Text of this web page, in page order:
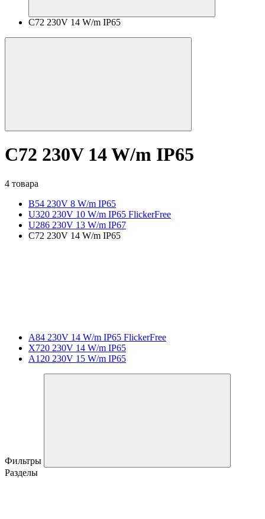
C72 230V 14 W/m IP65
C72 230V 14 W/m IP65
4 товара
B54 230V 8 W/m IP65
U320 230V 10 W/m IP65 FlickerFree
U286 230V 13 W/m IP67
C72 230V 14 W/m IP65
A84 230V 14 W/m IP65 FlickerFree
X720 230V 14 W/m IP65
A120 230V 15 W/m IP65
Фильтры
Разделы